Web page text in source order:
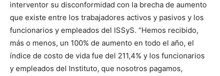
interventor su disconformidad con la brecha de aumento
que existe entre los trabajadores activos y pasivos y los
funcionarios y empleados del ISSyS. “Hemos recibido,
más o menos, un 100% de aumento en todo el año, el
índice de costo de vida fue del 211,4% y los funcionarios
y empleados del Instituto, que nosotros pagamos,